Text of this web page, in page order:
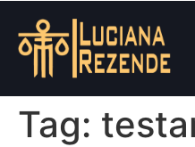
Tag: